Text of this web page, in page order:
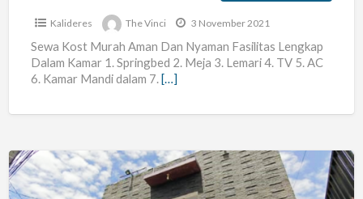
Kalideres The Vinci 3 November 2021
Sewa Kost Murah Aman Dan Nyaman Fasilitas Lengkap
Dalam Kamar 1. Springbed 2. Meja 3. Lemari 4. TV 5. AC
6. Kamar Mandi dalam 7. […]
Kos